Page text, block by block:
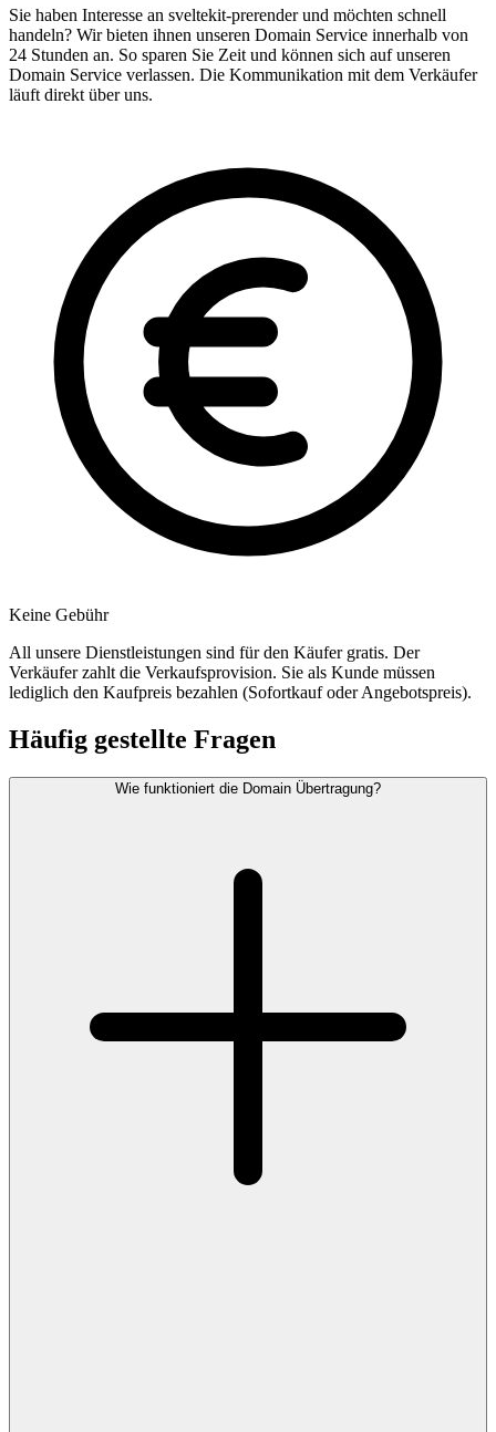
Sie haben Interesse an sveltekit-prerender und möchten schnell
handeln? Wir bieten ihnen unseren Domain Service innerhalb von
24 Stunden an. So sparen Sie Zeit und können sich auf unseren
Domain Service verlassen. Die Kommunikation mit dem Verkäufer
läuft direkt über uns.
Keine Gebühr
All unsere Dienstleistungen sind für den Käufer gratis. Der
Verkäufer zahlt die Verkaufsprovision. Sie als Kunde müssen
lediglich den Kaufpreis bezahlen (Sofortkauf oder Angebotspreis).
Häufig gestellte Fragen
Wie funktioniert die Domain Übertragung?